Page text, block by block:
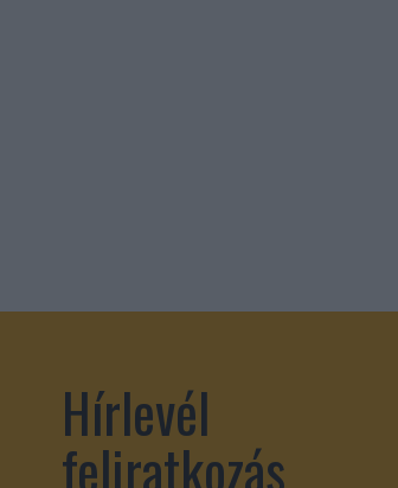
Hírlevél
feliratkozás